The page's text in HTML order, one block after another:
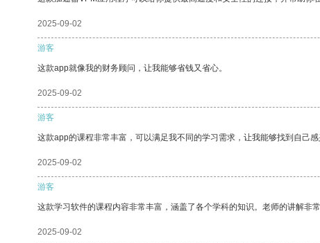
2025-09-02
游客
这款app就像我的财务顾问，让我能够省钱又省心。
2025-09-02
游客
这款app的课程非常丰富，可以满足我不同的学习需求，让我能够找到自己感
2025-09-02
游客
这款学习软件的课程内容非常丰富，涵盖了各个学科的知识。老师的讲解非
2025-09-02